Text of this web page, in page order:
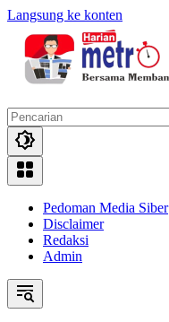
Langsung ke konten
Pedoman Media Siber
Disclaimer
Redaksi
Admin